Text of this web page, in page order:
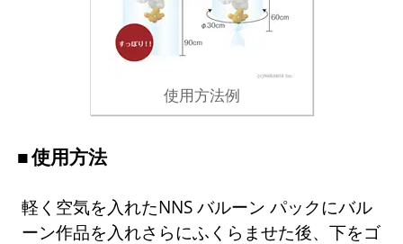
使用方法例
使用方法
軽く空気を入れたNNS バルーン パックにバル
ーン作品を入れさらにふくらませた後、下をゴ